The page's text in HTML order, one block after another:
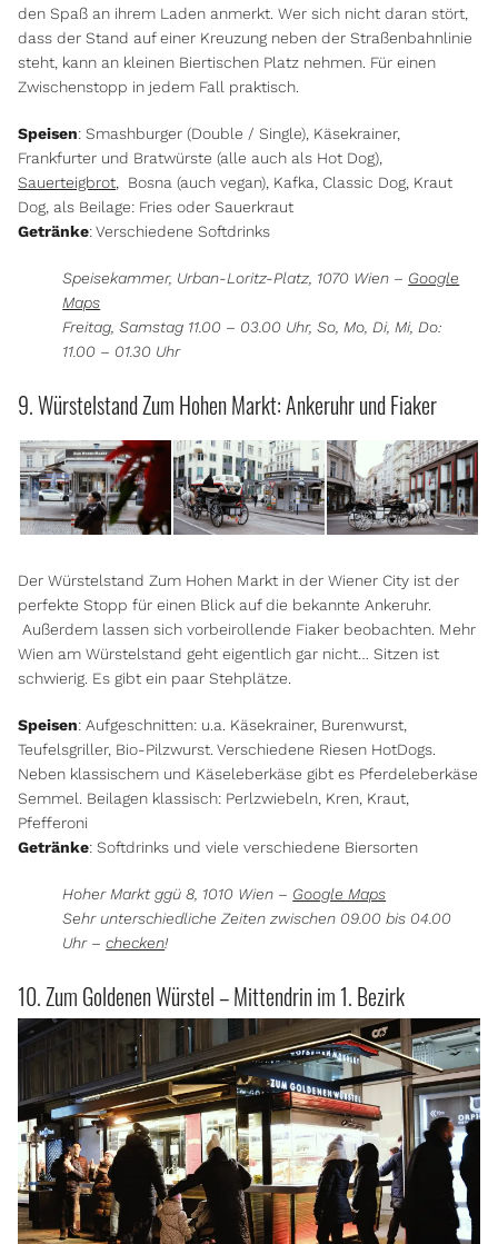
den Spaß an ihrem Laden anmerkt. Wer sich nicht daran stört,
dass der Stand auf einer Kreuzung neben der Straßenbahnlinie
steht, kann an kleinen Biertischen Platz nehmen. Für einen
Zwischenstopp in jedem Fall praktisch.
Speisen: Smashburger (Double / Single), Käsekrainer,
Frankfurter und Bratwürste (alle auch als Hot Dog),
Sauerteigbrot, Bosna (auch vegan), Kafka, Classic Dog, Kraut
Dog, als Beilage: Fries oder Sauerkraut
Getränke: Verschiedene Softdrinks
Speisekammer, Urban-Loritz-Platz, 1070 Wien – Google
Maps
Freitag, Samstag 11.00 – 03.00 Uhr, So, Mo, Di, Mi, Do:
11.00 – 01.30 Uhr
9. Würstelstand Zum Hohen Markt: Ankeruhr und Fiaker
Der Würstelstand Zum Hohen Markt in der Wiener City ist der
perfekte Stopp für einen Blick auf die bekannte Ankeruhr.
Außerdem lassen sich vorbeirollende Fiaker beobachten. Mehr
Wien am Würstelstand geht eigentlich gar nicht… Sitzen ist
schwierig. Es gibt ein paar Stehplätze.
Speisen: Aufgeschnitten: u.a. Käsekrainer, Burenwurst,
Teufelsgriller, Bio-Pilzwurst. Verschiedene Riesen HotDogs.
Neben klassischem und Käseleberkäse gibt es Pferdeleberkäse
Semmel. Beilagen klassisch: Perlzwiebeln, Kren, Kraut,
Pfefferoni
Getränke: Softdrinks und viele verschiedene Biersorten
Hoher Markt ggü 8, 1010 Wien – Google Maps
Sehr unterschiedliche Zeiten zwischen 09.00 bis 04.00
Uhr –checken!
10. Zum Goldenen Würstel – Mittendrin im 1. Bezirk